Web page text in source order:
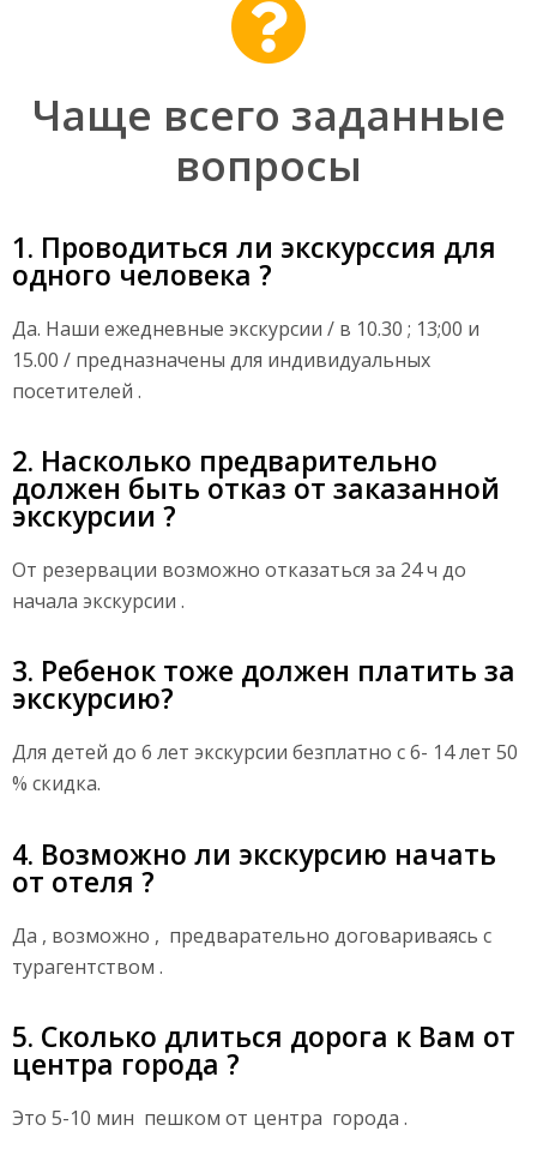
Чаще всего заданные
вопросы
1. Проводиться ли экскурссия для
одного человека ?
Да. Наши ежедневные экскурсии / в 10.30 ; 13;00 и
15.00 / предназначены для индивидуальных
посетителей .
2. Насколько предварительно
должен быть отказ от заказанной
экскурсии ?
От резервации возможно отказаться за 24 ч до
начала экскурсии .
3. Ребенок тоже должен платить за
экскурсию?
Для детей до 6 лет экскурсии безплатно с 6- 14 лет 50
% скидка.
4. Возможно ли экскурсию начать
от отеля ?
Да , возможно , предварательно договариваясь с
турагентством .
5. Сколько длиться дорога к Вам от
центра города ?
Это 5-10 мин пешком от центра города .